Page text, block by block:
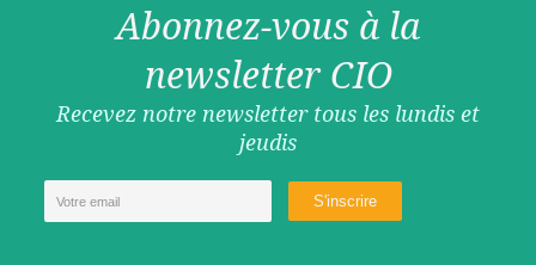
Abonnez-vous à la
newsletter CIO
Recevez notre newsletter tous les lundis et
jeudis